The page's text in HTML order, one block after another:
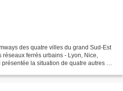
des quatre villes du grand Sud-Est
réseaux ferrés urbains - Lyon, Nice,
la situation de quatre autres qui